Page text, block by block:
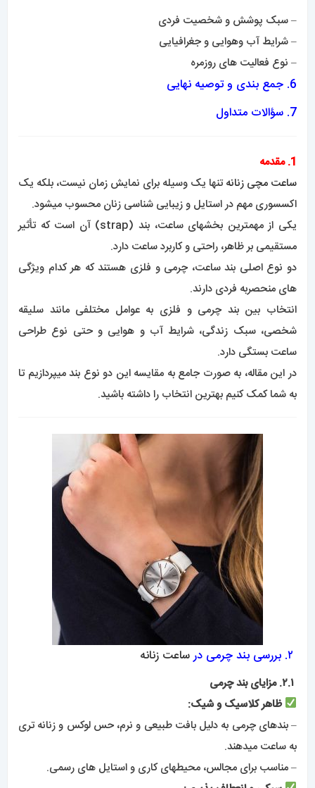
– سبک پوشش و شخصیت فردی
– شرایط آب وهوایی و جغرافیایی
– نوع فعالیت های روزمره
6. جمع بندی و توصیه نهایی
7. سؤالات متداول
1. مقدمه
ساعت مچی زنانه تنها یک وسیله برای نمایش زمان نیست، بلکه یک
اکسسوری مهم در استایل و زیبایی شناسی زنان محسوب میشود.
یکی از مهمترین بخشهای ساعت، بند (strap) آن است که تأثیر
مستقیمی بر ظاهر، راحتی و کاربرد ساعت دارد.
دو نوع اصلی بند ساعت، چرمی و فلزی هستند که هر کدام ویژگی
های منحصربه فردی دارند.
انتخاب بین بند چرمی و فلزی به عوامل مختلفی مانند سلیقه
شخصی، سبک زندگی، شرایط آب و هوایی و حتی نوع طراحی
ساعت بستگی دارد.
در این مقاله، به صورت جامع به مقایسه این دو نوع بند میپردازیم تا
به شما کمک کنیم بهترین انتخاب را داشته باشید.
ساعت زنانه
ظاهر کلاسیک و شیک:
– بندهای چرمی به دلیل بافت طبیعی و نرم، حس لوکس و زنانه تری
به ساعت میدهند.
– مناسب برای مجالس، محیطهای کاری و استایل های رسمی.